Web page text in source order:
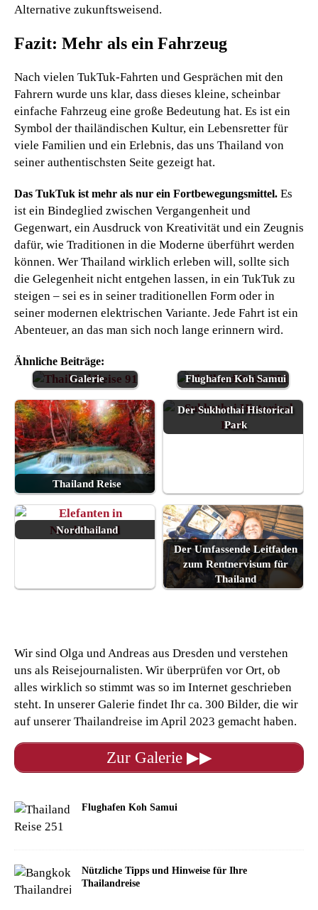
Alternative zukunftsweisend.
Fazit: Mehr als ein Fahrzeug
Nach vielen TukTuk-Fahrten und Gesprächen mit den
Fahrern wurde uns klar, dass dieses kleine, scheinbar
einfache Fahrzeug eine große Bedeutung hat. Es ist ein
Symbol der thailändischen Kultur, ein Lebensretter für
viele Familien und ein Erlebnis, das uns Thailand von
seiner authentischsten Seite gezeigt hat.
Das TukTuk ist mehr als nur ein Fortbewegungsmittel. Es
ist ein Bindeglied zwischen Vergangenheit und
Gegenwart, ein Ausdruck von Kreativität und ein Zeugnis
dafür, wie Traditionen in die Moderne überführt werden
können. Wer Thailand wirklich erleben will, sollte sich
die Gelegenheit nicht entgehen lassen, in ein TukTuk zu
steigen – sei es in seiner traditionellen Form oder in
seiner modernen elektrischen Variante. Jede Fahrt ist ein
Abenteuer, an das man sich noch lange erinnern wird.
Ähnliche Beiträge:
Thailand Reise
Galerie
Flughafen Koh Samui
Thailand Reise
Der Sukhothai Historical
Park
Nordthailand
Der Umfassende Leitfaden
zum Rentnervisum für
Thailand
Wir sind Olga und Andreas aus Dresden und verstehen
uns als Reisejournalisten. Wir überprüfen vor Ort, ob
alles wirklich so stimmt was so im Internet geschrieben
steht. In unserer Galerie findet Ihr ca. 300 Bilder, die wir
auf unserer Thailandreise im April 2023 gemacht haben.
Zur Galerie ▶▶
Flughafen Koh Samui
Nützliche Tipps und Hinweise für Ihre
Thailandreise